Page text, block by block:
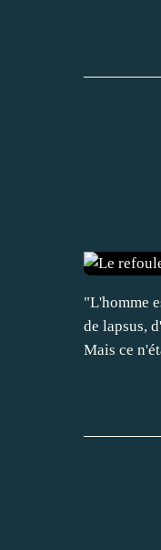
"L'homme
de lapsus,
Mais ce